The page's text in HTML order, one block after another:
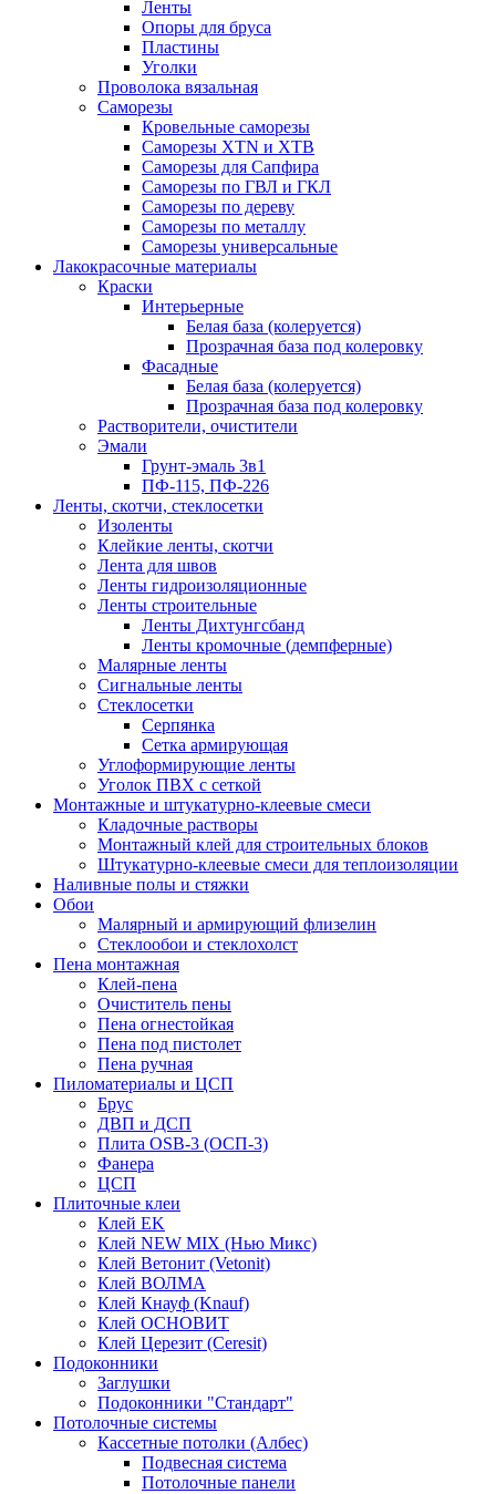
Ленты
Опоры для бруса
Пластины
Уголки
Проволока вязальная
Саморезы
Кровельные саморезы
Саморезы XTN и ХTB
Саморезы для Сапфира
Саморезы по ГВЛ и ГКЛ
Саморезы по дереву
Саморезы по металлу
Саморезы универсальные
Лакокрасочные материалы
Краски
Интерьерные
Белая база (колеруется)
Прозрачная база под колеровку
Фасадные
Белая база (колеруется)
Прозрачная база под колеровку
Растворители, очистители
Эмали
Грунт-эмаль 3в1
ПФ-115, ПФ-226
Ленты, скотчи, стеклосетки
Изоленты
Клейкие ленты, скотчи
Лента для швов
Ленты гидроизоляционные
Ленты строительные
Ленты Дихтунгсбанд
Ленты кромочные (демпферные)
Малярные ленты
Сигнальные ленты
Стеклосетки
Серпянка
Сетка армирующая
Углоформирующие ленты
Уголок ПВХ с сеткой
Монтажные и штукатурно-клеевые смеси
Кладочные растворы
Монтажный клей для строительных блоков
Штукатурно-клеевые смеси для теплоизоляции
Наливные полы и стяжки
Обои
Малярный и армирующий флизелин
Стеклообои и стеклохолст
Пена монтажная
Клей-пена
Очиститель пены
Пена огнестойкая
Пена под пистолет
Пена ручная
Пиломатериалы и ЦСП
Брус
ДВП и ДСП
Плита OSB-3 (ОСП-3)
Фанера
ЦСП
Плиточные клеи
Клей EK
Клей NEW MIX (Нью Микс)
Клей Ветонит (Vetonit)
Клей ВОЛМА
Клей Кнауф (Knauf)
Клей ОСНОВИТ
Клей Церезит (Ceresit)
Подоконники
Заглушки
Подоконники "Стандарт"
Потолочные системы
Кассетные потолки (Албес)
Подвесная система
Потолочные панели